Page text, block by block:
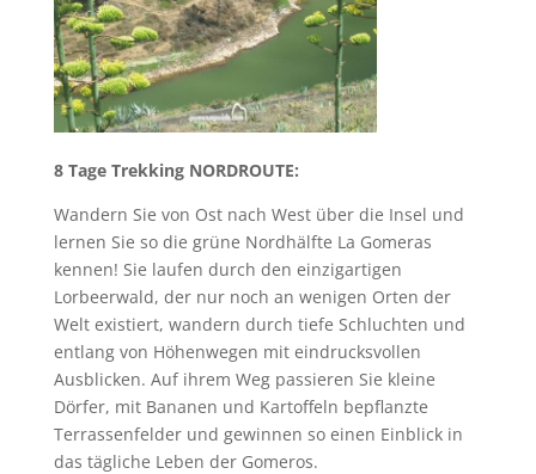
8 Tage Trekking NORDROUTE:
Wandern Sie von Ost nach West über die Insel und
lernen Sie so die grüne Nordhälfte La Gomeras
kennen! Sie laufen durch den einzigartigen
Lorbeerwald, der nur noch an wenigen Orten der
Welt existiert, wandern durch tiefe Schluchten und
entlang von Höhenwegen mit eindrucksvollen
Ausblicken. Auf ihrem Weg passieren Sie kleine
Dörfer, mit Bananen und Kartoffeln bepflanzte
Terrassenfelder und gewinnen so einen Einblick in
das tägliche Leben der Gomeros.